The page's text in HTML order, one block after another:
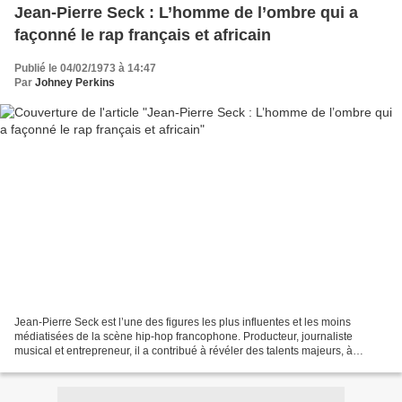
Jean‑Pierre Seck : L’homme de l’ombre qui a
façonné le rap français et africain
Publié le 04/02/1973 à 14:47
Par Johney Perkins
Jean‑Pierre Seck est l’une des figures les plus influentes et les moins
médiatisées de la scène hip‑hop francophone. Producteur, journaliste
musical et entrepreneur, il a contribué à révéler des talents majeurs, à